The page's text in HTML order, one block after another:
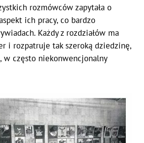
rozmówców zapytała o
ich pracy, co bardzo
Każdy z rozdziałów ma
i rozpatruje tak szeroką dziedzinę,
w często niekonwencjonalny